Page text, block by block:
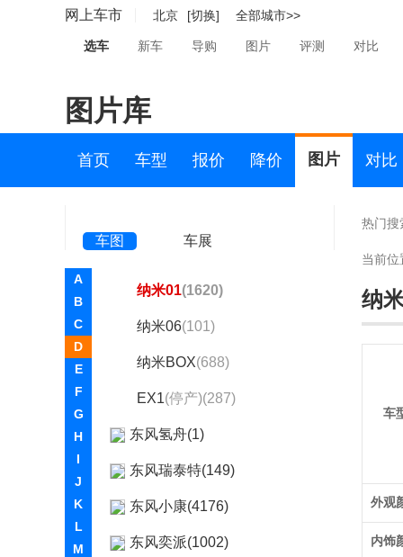
网上车市 北京 [切换] 全部城市>>
选车 新车 导购 图片 评测 对比
图片库
首页 车型 报价 降价 图片 对比
车图 车展
A
B
C
D
E
F
G
H
I
J
K
L
M
东风风度(2222)
东风风神(18685)
东风纳米
纳米01(1620)
纳米06(101)
纳米BOX(688)
EX1(停产)(287)
东风氢舟(1)
东风瑞泰特(149)
东风小康(4176)
东风奕派(1002)
热门搜
当前位
纳
车
外观
内饰